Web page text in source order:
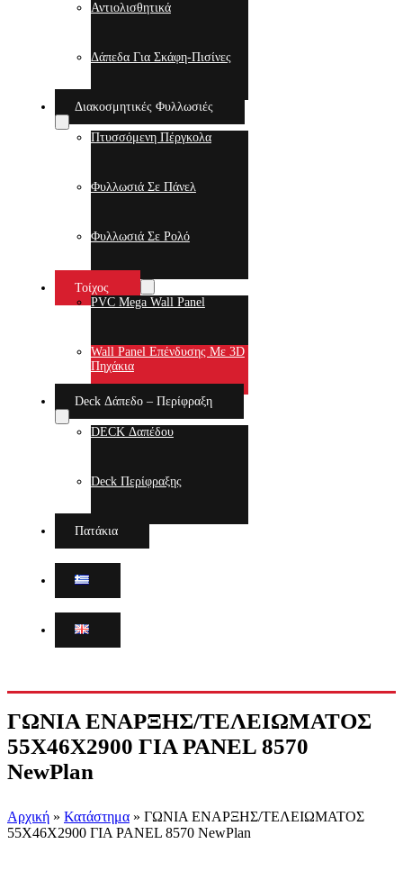
Αντιολισθητικά
Δάπεδα Για Σκάφη-Πισίνες
Διακοσμητικές Φυλλωσιές
Πτυσσόμενη Πέργκολα
Φυλλωσιά Σε Πάνελ
Φυλλωσιά Σε Ρολό
Τοίχος
PVC Mega Wall Panel
Wall Panel Επένδυσης Με 3D
Πηχάκια
Deck Δάπεδο – Περίφραξη
DECK Δαπέδου
Deck Περίφραξης
Πατάκια
ΓΩΝΙΑ ΕΝΑΡΞΗΣ/ΤΕΛΕΙΩΜΑΤΟΣ
55Χ46Χ2900 ΓΙΑ PANEL 8570
NewPlan
Αρχική » Κατάστημα » ΓΩΝΙΑ ΕΝΑΡΞΗΣ/ΤΕΛΕΙΩΜΑΤΟΣ
55Χ46Χ2900 ΓΙΑ PANEL 8570 NewPlan